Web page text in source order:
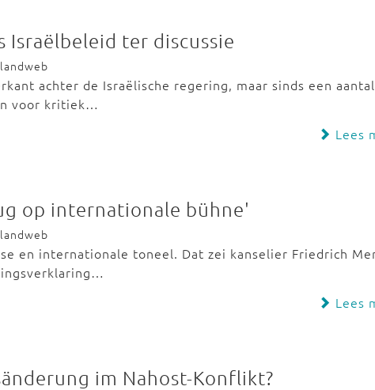
Israëlbeleid ter discussie
achter de Israëlische regering, maar sinds een aantal
voor kritiek…
Lees
op internationale bühne'
en internationale toneel. Dat zei kanselier Friedrich
Lees
im Nahost-Konflikt?